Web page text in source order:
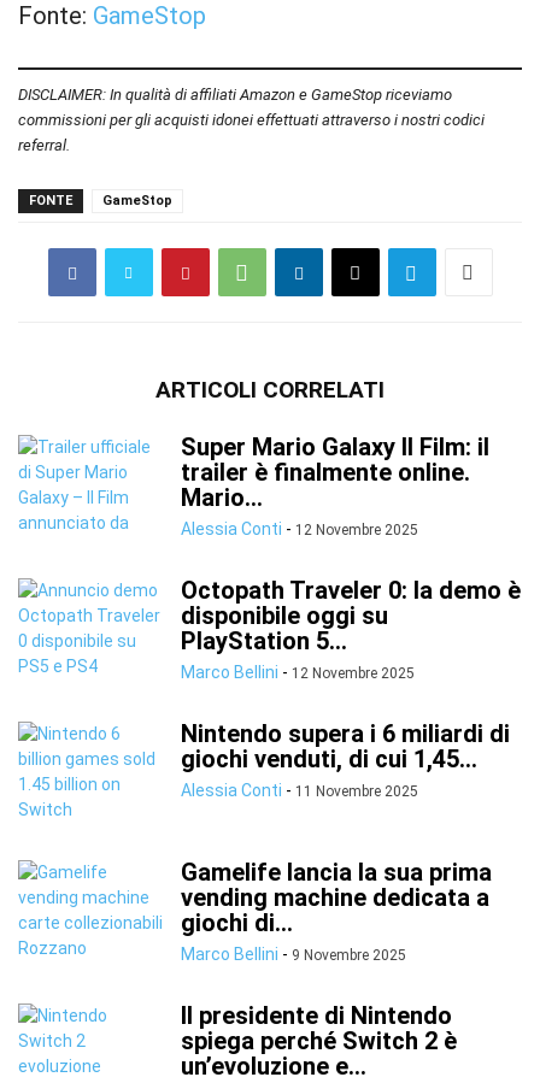
Fonte: GameStop
DISCLAIMER: In qualità di affiliati Amazon e GameStop riceviamo
commissioni per gli acquisti idonei effettuati attraverso i nostri codici
referral.
FONTE GameStop
ARTICOLI CORRELATI
Super Mario Galaxy Il Film: il
trailer è finalmente online.
Mario...
Alessia Conti - 12 Novembre 2025
Octopath Traveler 0: la demo è
disponibile oggi su
PlayStation 5...
Marco Bellini - 12 Novembre 2025
Nintendo supera i 6 miliardi di
giochi venduti, di cui 1,45...
Alessia Conti - 11 Novembre 2025
Gamelife lancia la sua prima
vending machine dedicata a
giochi di...
Marco Bellini - 9 Novembre 2025
Il presidente di Nintendo
spiega perché Switch 2 è
un’evoluzione e...